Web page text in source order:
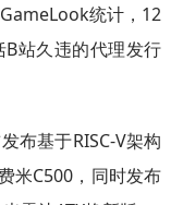
统计，12
站久违的代理发行
布基于RISC-V架构
米C500，同时发布